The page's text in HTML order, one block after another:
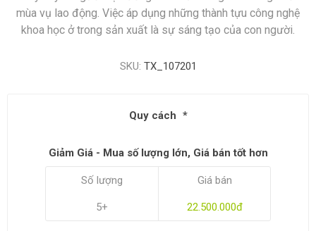
mùa vụ lao động. Việc áp dụng những thành tựu công nghệ
khoa học ở trong sản xuất là sự sáng tạo của con người.
SKU: TX_107201
Quy cách *
Giảm Giá - Mua số lượng lớn, Giá bán tốt hơn
Số lượng
5+
Giá bán
22.500.000đ